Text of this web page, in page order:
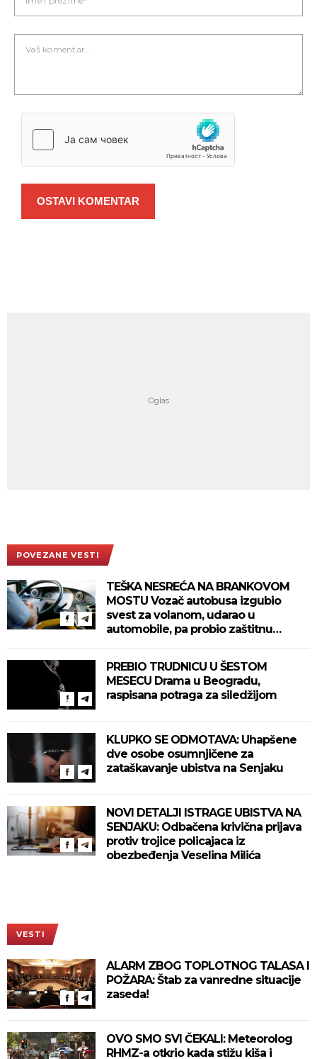
OSTAVI KOMENTAR
POVEZANE VESTI
TEŠKA NESREĆA NA BRANKOVOM
MOSTU Vozač autobusa izgubio
svest za volanom, udarao u
automobile, pa probio zaštitnu
PREBIO TRUDNICU U ŠESTOM
MESECU Drama u Beogradu,
raspisana potraga za siledžijom
KLUPKO SE ODMOTAVA: Uhapšene
dve osobe osumnjičene za
zataškavanje ubistva na Senjaku
NOVI DETALJI ISTRAGE UBISTVA NA
SENJAKU: Odbačena krivična prijava
protiv trojice policajaca iz
obezbeđenja Veselina Milića
VESTI
ALARM ZBOG TOPLOTNOG TALASA I
POŽARA: Štab za vanredne situacije
zaseda!
OVO SMO SVI ČEKALI: Meteorolog
RHMZ-a otkrio kada stižu kiša i